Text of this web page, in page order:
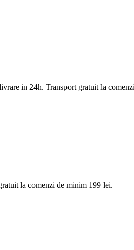
in 24h. Transport gratuit la
la comenzi de minim 199 lei.